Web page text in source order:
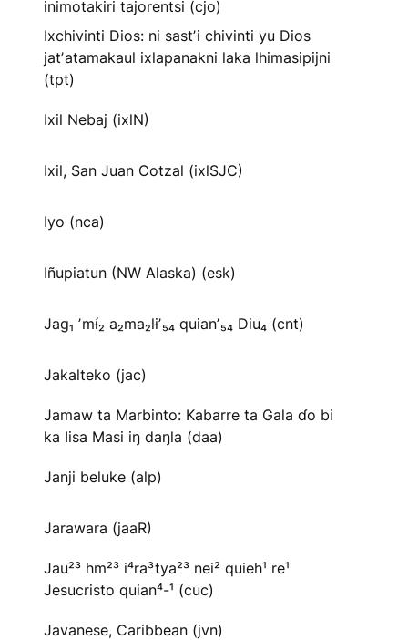
inimotakiri tajorentsi (cjo)
Ixchivinti Dios: ni sastʼi chivinti yu Dios
jatʼatamakaul ixlapanakni laka lhimasipijni
(tpt)
Ixil Nebaj (ixlN)
Ixil, San Juan Cotzal (ixlSJC)
Iyo (nca)
Iñupiatun (NW Alaska) (esk)
Jag₁ ʼmɨ́₂ a₂ma₂lɨʼ₅₄ quianʼ₅₄ Diu₄ (cnt)
Jakalteko (jac)
Jamaw ta Marbinto: Kabarre ta Gala ɗo bi
ka Iisa Masi iŋ daŋla (daa)
Janji beluke (alp)
Jarawara (jaaR)
Jau²³ hm²³ i⁴ra³tya²³ nei² quieh¹ re¹
Jesucristo quian⁴-¹ (cuc)
Javanese, Caribbean (jvn)